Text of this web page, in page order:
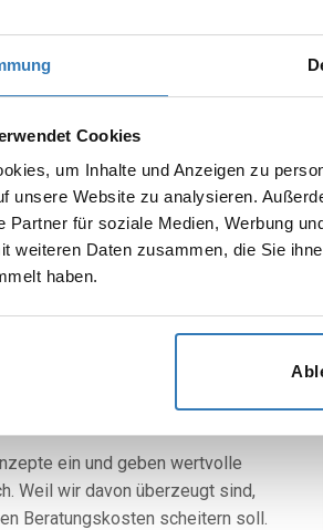
Cookies
um Inhalte und Anzeigen zu
unsere Website zu analysieren.
Partner für soziale Medien, Werbung
weiteren Daten zusammen, die Sie
haben.
Team beim Businessplan-
in der Gründung
ein und geben wertvolle
Weil wir davon überzeugt sind,
Beratungskosten scheitern soll.